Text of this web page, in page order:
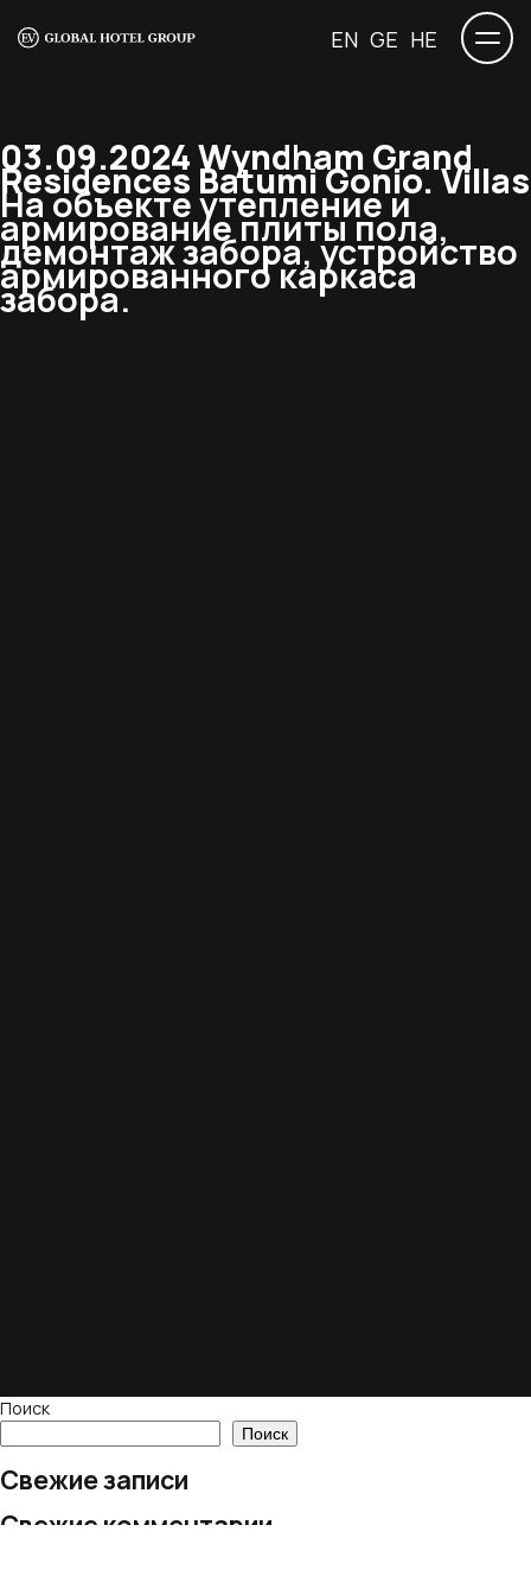
EN GE HE
03.09.2024 Wyndham Grand
Residences Batumi Gonio. Villas
На объекте утепление и
армирование плиты пола,
демонтаж забора, устройство
армированного каркаса
забора.
Поиск
Поиск
Свежие записи
Свежие комментарии